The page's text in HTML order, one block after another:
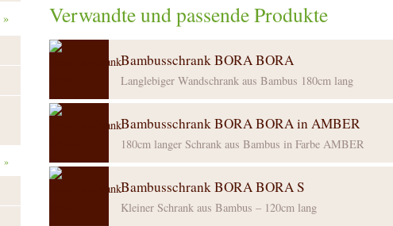
Verwandte und passende Produkte
Bambusschrank BORA BORA
Langlebiger Wandschrank aus Bambus 180cm lang
Bambusschrank BORA BORA in AMBER
180cm langer Schrank aus Bambus in Farbe AMBER
Bambusschrank BORA BORA S
Kleiner Schrank aus Bambus – 120cm lang
»
»